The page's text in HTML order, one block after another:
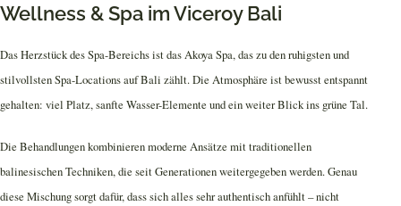
Wellness & Spa im Viceroy Bali
Das Herzstück des Spa-Bereichs ist das Akoya Spa, das zu den ruhigsten und
stilvollsten Spa-Locations auf Bali zählt. Die Atmosphäre ist bewusst entspannt
gehalten: viel Platz, sanfte Wasser-Elemente und ein weiter Blick ins grüne Tal.
Die Behandlungen kombinieren moderne Ansätze mit traditionellen
balinesischen Techniken, die seit Generationen weitergegeben werden. Genau
diese Mischung sorgt dafür, dass sich alles sehr authentisch anfühlt – nicht